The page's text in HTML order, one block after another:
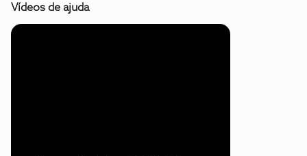
Vídeos de ajuda